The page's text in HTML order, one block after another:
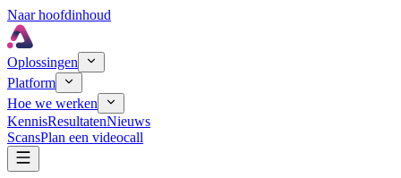
Naar hoofdinhoud
Oplossingen
Platform
Hoe we werken
KennisResultatenNieuws
ScansPlan een videocall